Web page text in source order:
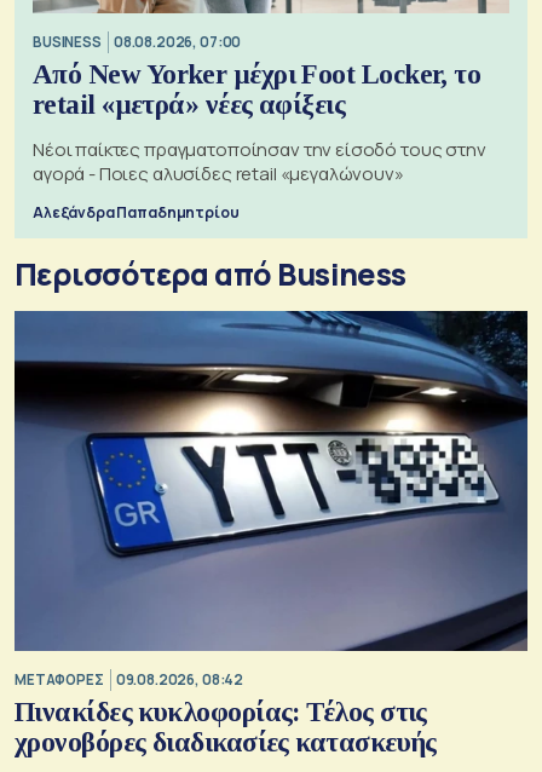
BUSINESS 08.08.2026, 07:00
Από New Yorker μέχρι Foot Locker, το
retail «μετρά» νέες αφίξεις
Νέοι παίκτες πραγματοποίησαν την είσοδό τους στην
αγορά - Ποιες αλυσίδες retail «μεγαλώνουν»
Αλεξάνδρα Παπαδημητρίου
Περισσότερα από Business
ΜΕΤΑΦΟΡΕΣ 09.08.2026, 08:42
Πινακίδες κυκλοφορίας: Τέλος στις
χρονοβόρες διαδικασίες κατασκευής